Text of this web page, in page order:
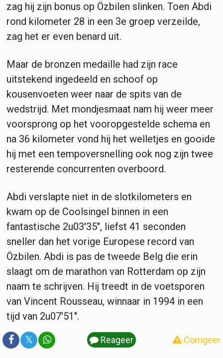
zag hij zijn bonus op Özbilen slinken. Toen Abdi
rond kilometer 28 in een 3e groep verzeilde,
zag het er even benard uit.
Maar de bronzen medaille had zijn race
uitstekend ingedeeld en schoof op
kousenvoeten weer naar de spits van de
wedstrijd. Met mondjesmaat nam hij weer meer
voorsprong op het vooropgestelde schema en
na 36 kilometer vond hij het welletjes en gooide
hij met een tempoversnelling ook nog zijn twee
resterende concurrenten overboord.
Abdi verslapte niet in de slotkilometers en
kwam op de Coolsingel binnen in een
fantastische 2u03'35", liefst 41 seconden
sneller dan het vorige Europese record van
Özbilen. Abdi is pas de tweede Belg die erin
slaagt om de marathon van Rotterdam op zijn
naam te schrijven. Hij treedt in de voetsporen
van Vincent Rousseau, winnaar in 1994 in een
tijd van 2u07'51".
𝕏 Reageer Corrigeer